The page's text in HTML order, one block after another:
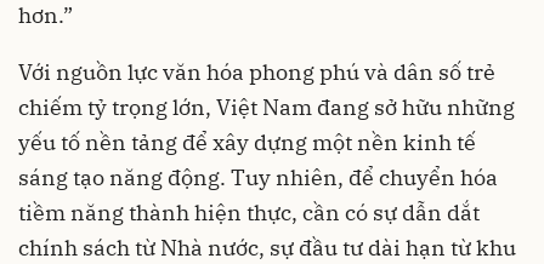
hơn.”
Với nguồn lực văn hóa phong phú và dân số trẻ
chiếm tỷ trọng lớn, Việt Nam đang sở hữu những
yếu tố nền tảng để xây dựng một nền kinh tế
sáng tạo năng động. Tuy nhiên, để chuyển hóa
tiềm năng thành hiện thực, cần có sự dẫn dắt
chính sách từ Nhà nước, sự đầu tư dài hạn từ khu